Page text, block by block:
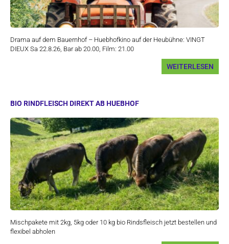
Drama auf dem Bauernhof – Huebhofkino auf der Heubühne: VINGT
DIEUX Sa 22.8.26, Bar ab 20.00, Film: 21.00
WEITERLESEN
BIO RINDFLEISCH DIREKT AB HUEBHOF
Mischpakete mit 2kg, 5kg oder 10 kg bio Rindsfleisch jetzt bestellen und
flexibel abholen